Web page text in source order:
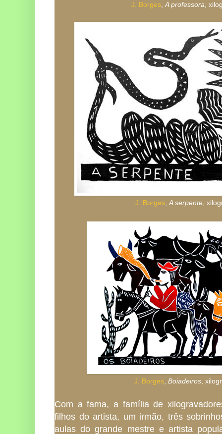
J. Borges,A professora,
J. Borges,A serpente,
J. Borges,Boiadeiros,
Com a fama, a família de
filhos do artista, um irmão, três
aulas do grande mestre e artista